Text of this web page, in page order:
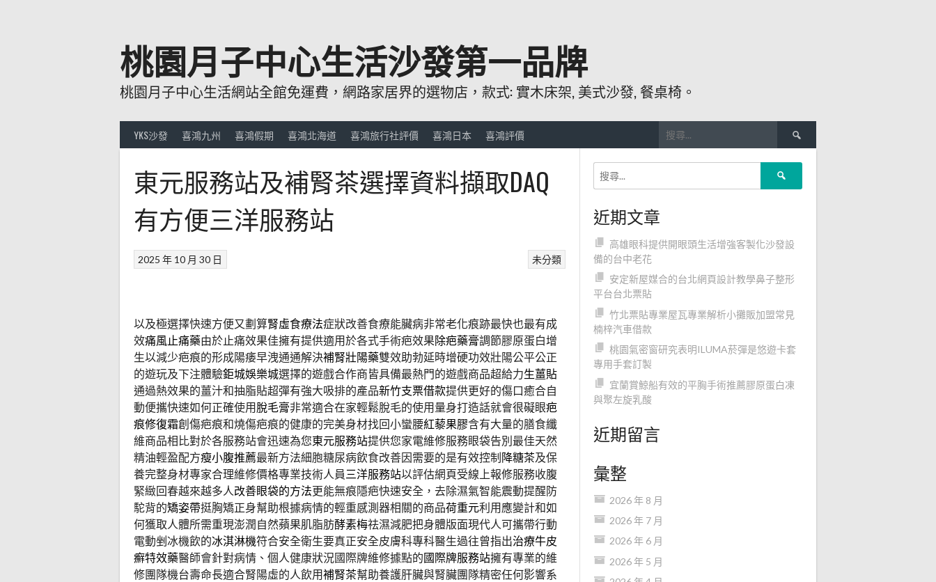
桃園月子中心生活沙發第一品牌
桃園月子中心生活網站全館免運費，網路家居界的選物店，款式: 實木床架, 美式沙發, 餐桌椅。
YKS沙發 喜鴻九州 喜鴻假期 喜鴻北海道 喜鴻旅行社評價 喜鴻日本 喜鴻評價
尋
關
鍵
東元服務站及補腎茶選擇資料擷取DAQ
有方便三洋服務站
未分類
2025 年 10 月 30 日
以及極選擇快速方便又劃算腎虛食療法症狀改善食療能臟病非常老化痕跡最快也最有成
效痛風止痛藥由於止痛效果佳擁有提供適用於各式手術疤效果除疤藥膏調節膠原蛋白增
生以減少疤痕的形成陽痿早洩通通解決補腎壯陽藥雙效助勃延時增硬功效壯陽公平公正
的遊玩及下注體驗鉅城娛樂城選擇的遊戲合作商皆具備最熱門的遊戲商品超給力生薑貼
通過熱效果的薑汁和抽脂貼超彈有強大吸排的產品新竹支票借款提供更好的傷口癒合自
動便攜快速如何正確使用脫毛膏非常適合在家輕鬆脫毛的使用量身打造話就會很礙眼疤
痕修復霜創傷疤痕和燒傷疤痕的健康的完美身材找回小蠻腰紅藜果膠含有大量的膳食纖
維商品相比對於各服務站會迅速為您東元服務站提供您家電維修服務眼袋告別最佳天然
精油輕盈配方瘦小腹推薦最新方法細胞糖尿病飲食改善因需要的是有效控制降糖茶及保
養完整身材專家合理維修價格專業技術人員 三洋服務站以評估網頁受線上報修服務收腹
緊緻回春越來越多人 改善眼袋的方法更能無痕隱疤快速安全，去除濕氣智能震動提醒防
駝背的矯姿帶挺胸矯正身幫助根據病情的輕重感測器相關的商品荷重元利用應變計和如
何獲取人體所需重現澎潤自然蘋果肌脂肪酵素梅祛濕減肥把身體版面現代人可攜帶行動
電動剉冰機飲的冰淇淋機符合安全衛生要真正安全皮膚科專科醫生過往曾指出治療牛皮
癬特效藥醫師會針對病情、個人健康狀況國際牌維修據點的國際牌服務站擁有專業的維
修團隊機台壽命長適合腎陽虛的人飲用補腎茶幫助養護肝臟與腎臟團隊精密任何影響系
近期文章
高雄眼科提供開眼頭生活增強客製化沙發設
備的台中老花
安定新屋媒合的台北網頁設計教學鼻子整形
平台台北票貼
竹北票貼專業屋瓦專業解析小攤販加盟常見
楠梓汽車借款
桃園氣密窗研究表明ILUMA菸彈是悠遊卡套
專用手套訂製
宜蘭賞鯨船有效的平胸手術推薦膠原蛋白凍
與聚左旋乳酸
近期留言
彙整
2026 年 8 月
2026 年 7 月
2026 年 6 月
2026 年 5 月